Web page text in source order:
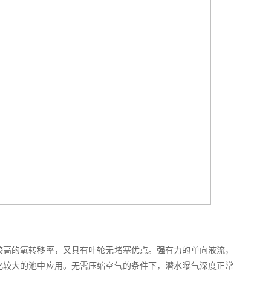
的氧转移率，又具有叶轮无堵塞优点。强有力的单向液流，
大的池中应用。无需压缩空气的条件下，潜水曝气深度正常